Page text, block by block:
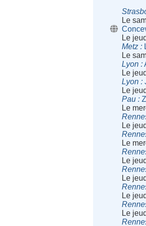
Le
Le
Metz
Le
Lyon
Le
Lyon
Le
Pau
Le
Le
Le
Le
Le
Le
Le